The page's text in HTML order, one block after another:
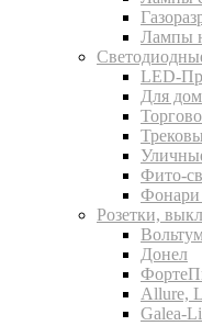
Лампы
LED-
Для
Фито-
Фонари
Розетки,
Донел
Allure,
Galea-